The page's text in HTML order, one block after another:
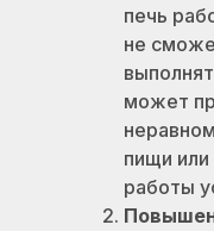
печь
не
может
пищи или
работы